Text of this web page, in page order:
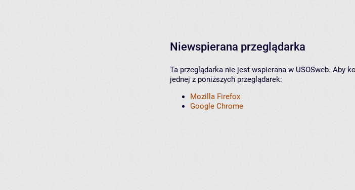
Niewspierana przeglądarka
Ta przeglądarka nie jest wspierana w USOSweb. Aby
jednej z poniższych przeglądarek:
Mozilla Firefox
Google Chrome